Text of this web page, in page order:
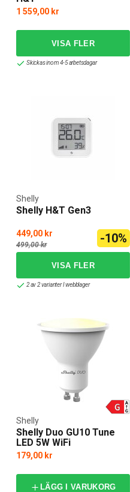
1 559,00 kr
Skickas inom 4-5 arbetsdagar
Shelly H&T Gen3
Shelly
449,00 kr
499,00 kr -10%
2 av 2 varianter I webblager
Shelly Duo GU10 Tune
LED 5W WiFi
Shelly
179,00 kr
LÄGG I VARUKORG